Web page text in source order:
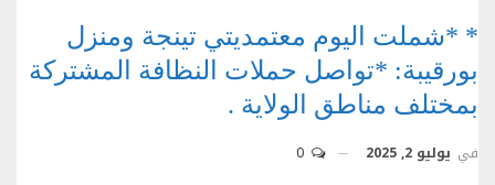
* *شملت اليوم معتمديتي تينجة ومنزل
بورقيبة: *تواصل حملات النظافة المشتركة
بمختلف مناطق الولاية .
في يوليو 2, 2025